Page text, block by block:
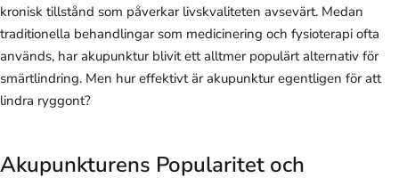
kronisk tillstånd som påverkar livskvaliteten avsevärt. Medan
traditionella behandlingar som medicinering och fysioterapi ofta
används, har akupunktur blivit ett alltmer populärt alternativ för
smärtlindring. Men hur effektivt är akupunktur egentligen för att
lindra ryggont?
Akupunkturens Popularitet och